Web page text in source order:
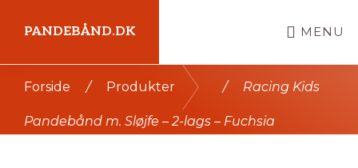
indhold
PANDEBÅND.DK MENU
Forside / Produkter / Racing Kids
Pandebånd m. Sløjfe – 2-lags – Fuchsia